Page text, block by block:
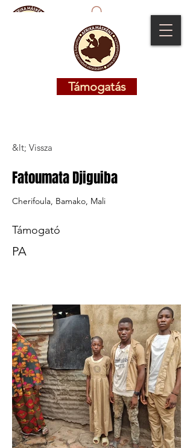
Támogatás
Támogatás
&lt; Vissza
Fatoumata Djiguiba
Cherifoula, Bamako, Mali
Támogató
PA